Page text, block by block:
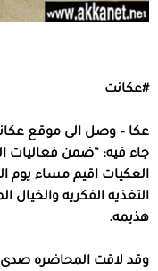
#عكانت
عكا – وصل الى موقع
جاء فيه: “ضمن فعاليات
التغذيه الفكريه والخيال
هذيمه.
وقد لاقت المحاضره